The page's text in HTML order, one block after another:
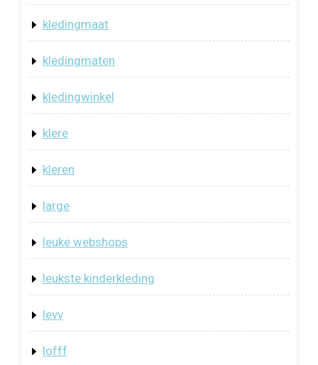
kledingmaat
kledingmaten
kledingwinkel
klere
kleren
large
leuke webshops
leukste kinderkleding
levv
lofff